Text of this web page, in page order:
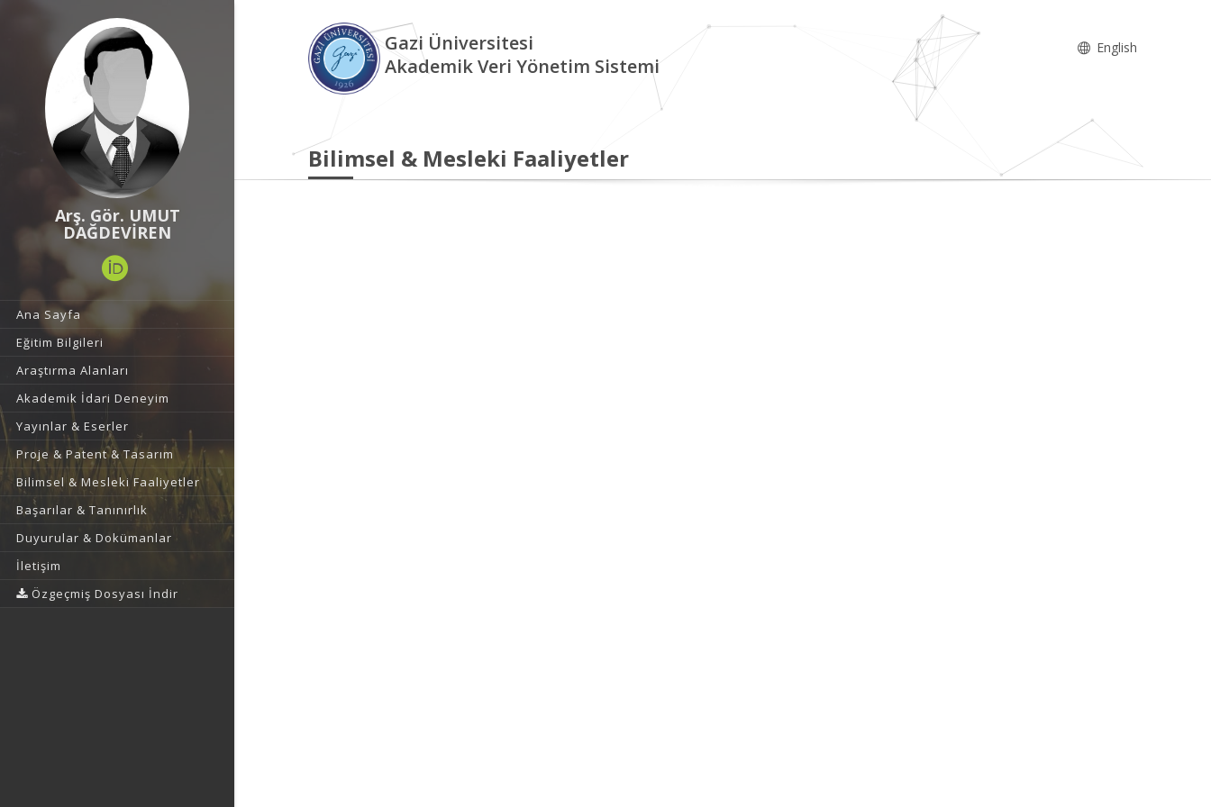
Arş. Gör. UMUT
DAĞDEVİREN
Ana Sayfa
Eğitim Bilgileri
Araştırma Alanları
Akademik İdari Deneyim
Yayınlar & Eserler
Proje & Patent & Tasarım
Bilimsel & Mesleki Faaliyetler
Başarılar & Tanınırlık
Duyurular & Dokümanlar
İletişim
Özgeçmiş Dosyası İndir
Gazi Üniversitesi
Akademik Veri Yönetim Sistemi
English
Bilimsel & Mesleki Faaliyetler